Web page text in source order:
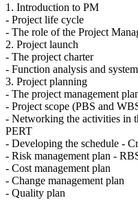
1. Introduction to PM
- Project life cycle
- The role of the Project
2. Project launch
- The project charter
- Function analysis and
3. Project planning
- The project management
- Project scope (PBS and
- Networking the activities in
PERT
- Developing the schedule -
- Risk management plan -
- Cost management plan
- Change management plan
- Quality plan